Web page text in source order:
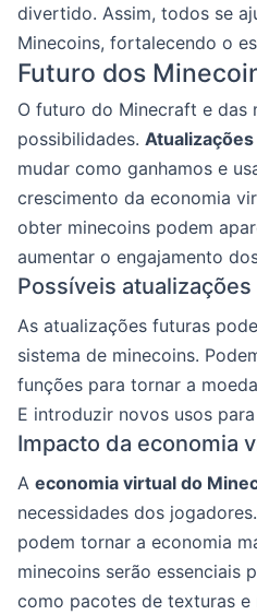
divertido. Assim, todos se
Minecoins, fortalecendo o
Futuro dos
O futuro do Minecraft e das
possibilidades.
mudar como ganhamos e
crescimento da economia
obter minecoins podem
aumentar o engajamento
Possíveis
As atualizações futuras
sistema de minecoins.
funções para tornar a
E introduzir novos usos
Impacto da economia
A economia virtual do
necessidades dos
podem tornar a economia
minecoins serão essenciais
como pacotes de texturas e